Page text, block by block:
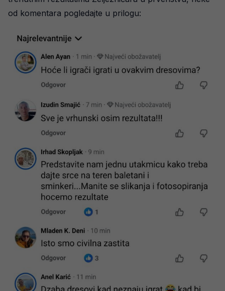
od komentara pogledajte u prilogu: